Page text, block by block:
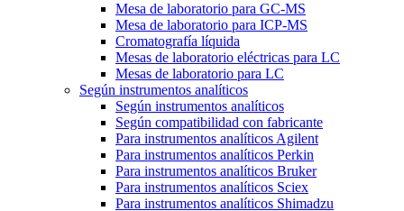
Mesa de laboratorio para GC-MS
Mesa de laboratorio para ICP-MS
Cromatografía líquida
Mesas de laboratorio eléctricas para LC
Mesas de laboratorio para LC
Según instrumentos analíticos
Según instrumentos analíticos
Según compatibilidad con fabricante
Para instrumentos analíticos Agilent
Para instrumentos analíticos Perkin
Para instrumentos analíticos Bruker
Para instrumentos analíticos Sciex
Para instrumentos analíticos Shimadzu